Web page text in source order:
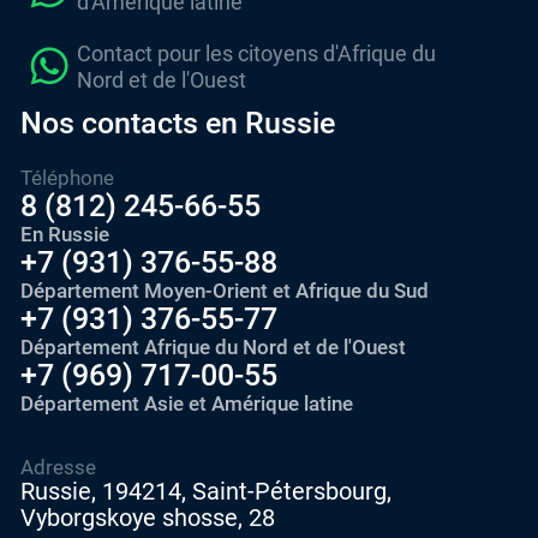
Contact pour les citoyens d'Afrique du
Nord et de l'Ouest
Nos contacts en Russie
Téléphone
8 (812) 245-66-55
En Russie
+7 (931) 376-55-88
Département Moyen-Orient et Afrique du Sud
+7 (931) 376-55-77
Département Afrique du Nord et de l'Ouest
+7 (969) 717-00-55
Département Asie et Amérique latine
Adresse
Russie, 194214, Saint-Pétersbourg,
Vyborgskoye shosse, 28